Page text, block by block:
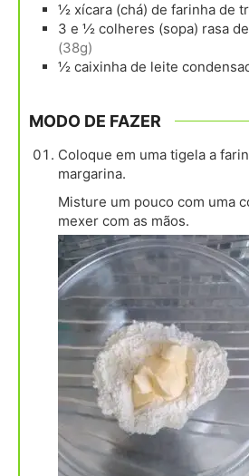
½ xícara (chá) de farinha de
3 e ½ colheres (sopa) rasa
(38g)
½ caixinha de leite
MODO DE FAZER
Coloque em uma tigela a
margarina.
Misture um pouco com uma
mexer com as mãos.